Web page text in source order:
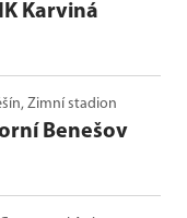
Karviná
Zimní stadion
Benešov